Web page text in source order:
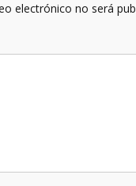
electrónico no será